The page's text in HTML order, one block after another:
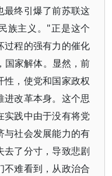
最终引爆了前苏联这
族主义。"正是这个
过程的强有力的催化
国家解体。显然，前
，使党和国家政权
改革本身。这个思
实践中由于没有将党
与社会发展能力的有
了分寸，导致悲剧
难看到，从政治合